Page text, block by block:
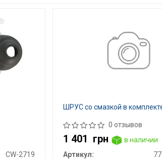
CW-2719
ШРУС со смазкой в
0 отзывов
1 401 грн
в наличии
Артикул: